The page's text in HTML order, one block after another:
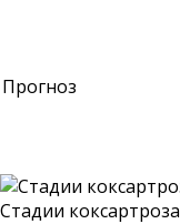
Прогноз
Стадии коксартроза